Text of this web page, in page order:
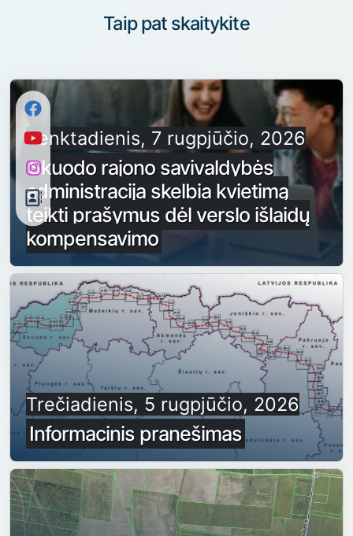
Taip pat skaitykite
Penktadienis, 7 rugpjūčio, 2026
Skuodo rajono savivaldybės
administracija skelbia kvietimą
teikti prašymus dėl verslo išlaidų
kompensavimo
Trečiadienis, 5 rugpjūčio, 2026
Informacinis pranešimas